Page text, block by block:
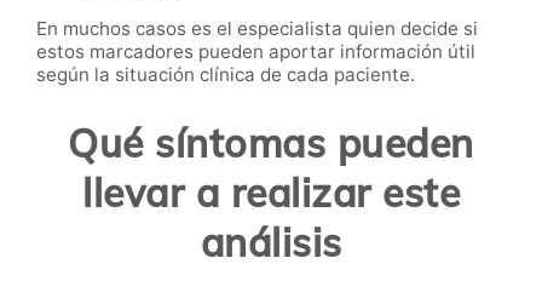
En muchos casos es el especialista quien decide si
estos marcadores pueden aportar información útil
según la situación clínica de cada paciente.
Qué síntomas pueden
llevar a realizar este
análisis